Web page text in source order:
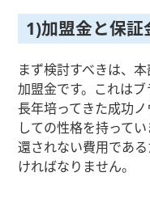
1)加盟金と保証
まず検討すべきは、
加盟金です。これは
長年培ってきた成功
しての性格を持って
還されない費用であ
ければなりません。